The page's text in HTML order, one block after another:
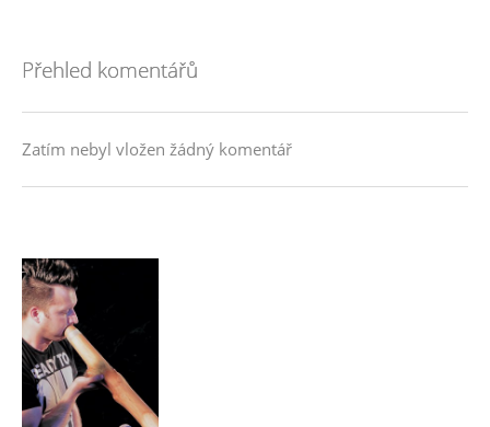
Přehled komentářů
Zatím nebyl vložen žádný komentář